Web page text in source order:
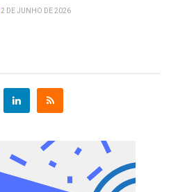
2 DE JUNHO DE 2026